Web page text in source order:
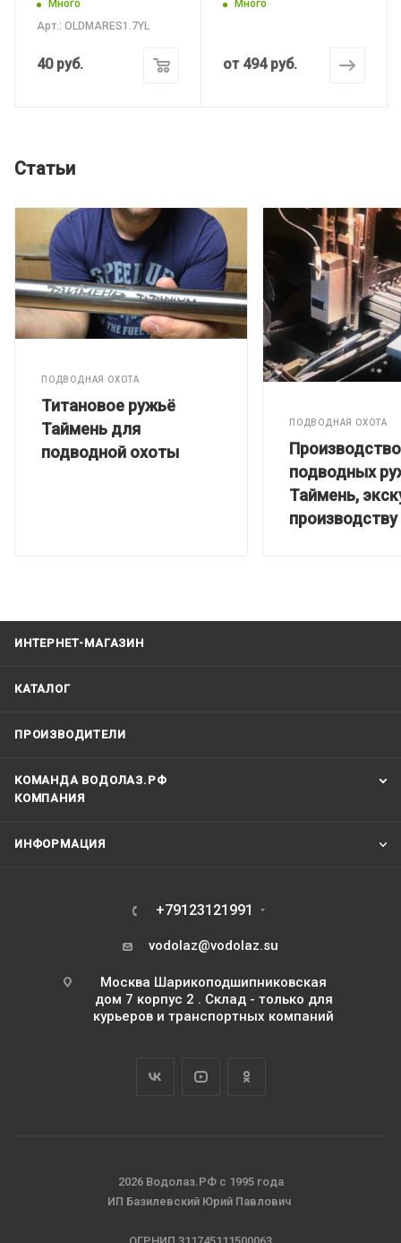
Много
Арт.: OLDMARES1.7YL
40руб.
Много
от 494 руб.
Статьи
ПОДВОДНАЯ ОХОТА
Титановое ружьё
Таймень для
подводной охоты
ПОДВОДНАЯ ОХОТА
Производство
подводных
Таймень,
производству
ИНТЕРНЕТ-МАГАЗИН
КАТАЛОГ
ПРОИЗВОДИТЕЛИ
КОМАНДА ВОДОЛАЗ.РФ
КОМПАНИЯ
ИНФОРМАЦИЯ
+79123121991
vodolaz@vodolaz.su
Москва Шарикоподшипниковская
дом 7 корпус 2 . Склад - только для
курьеров и транспортных компаний
2026 Водолаз.РФ с 1995 года
ИП Базилевский Юрий Павлович